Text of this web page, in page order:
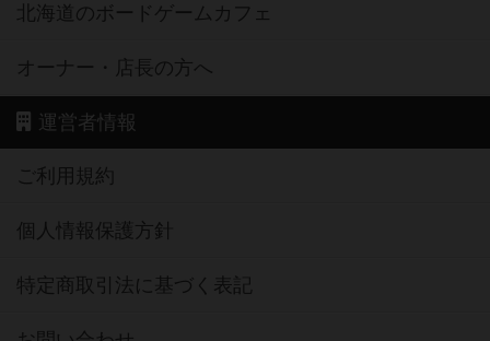
北海道のボードゲームカフェ
オーナー・店長の方へ
運営者情報
ご利用規約
個人情報保護方針
特定商取引法に基づく表記